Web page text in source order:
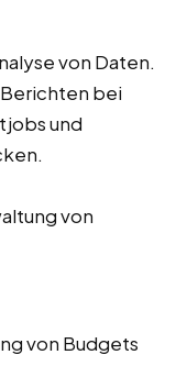
von Daten.
bei
und
von
von Budgets